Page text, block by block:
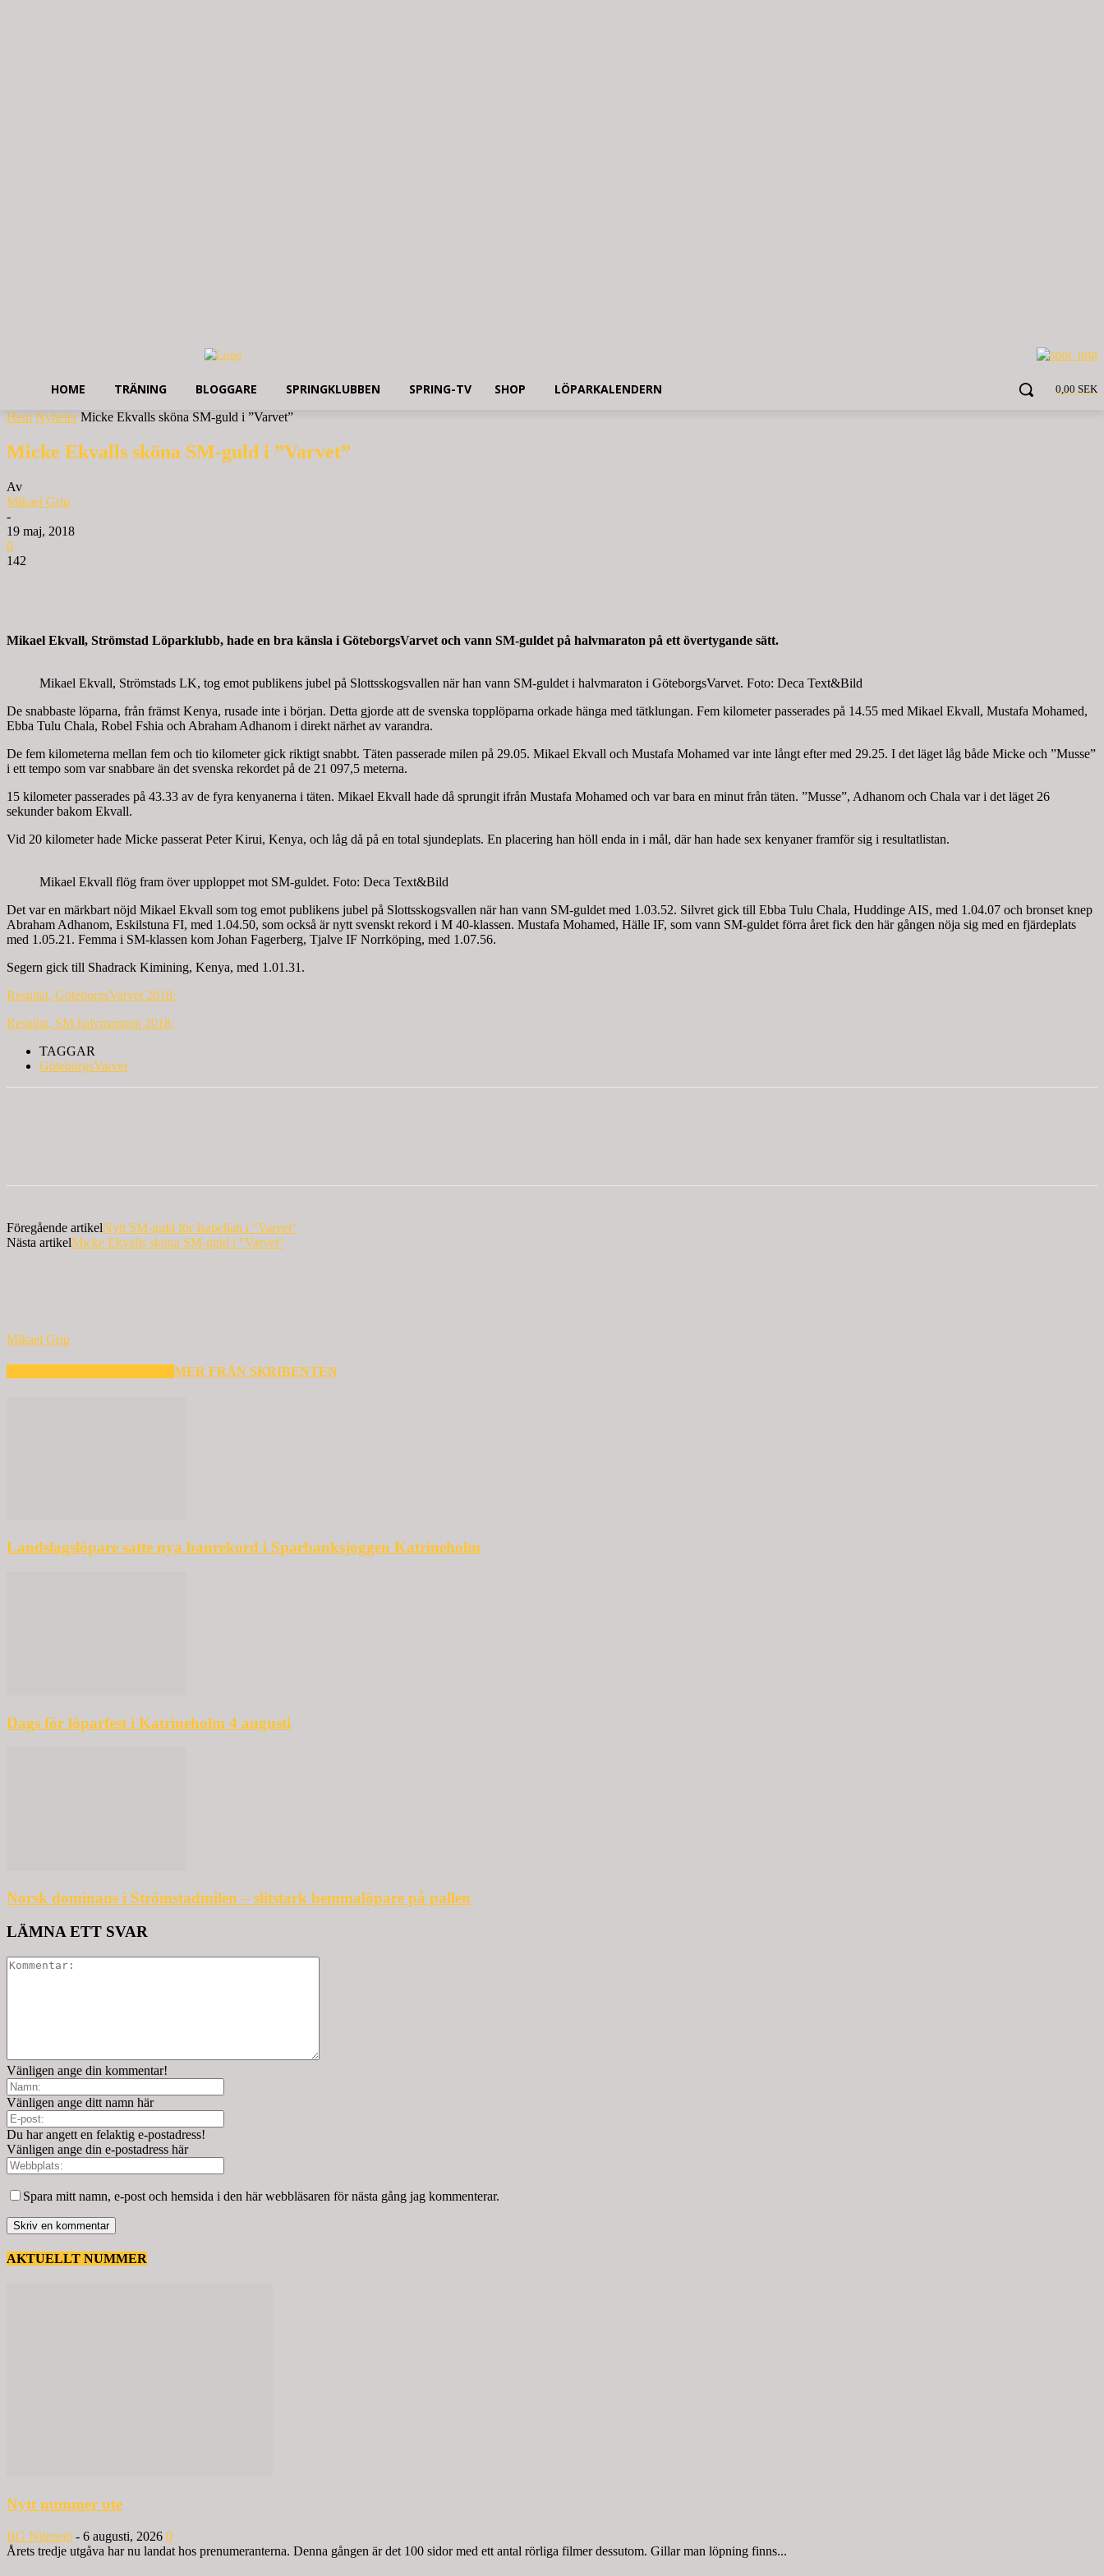
0,00 SEK
HOME TRÄNING BLOGGARE SPRINGKLUBBEN SPRING-TV SHOP LÖPARKALENDERN
Hem Nyheter Micke Ekvalls sköna SM-guld i ”Varvet”
Micke Ekvalls sköna SM-guld i ”Varvet”
Av
Mikael Grip
-
19 maj, 2018
0
142
Mikael Ekvall, Strömstad Löparklubb, hade en bra känsla i GöteborgsVarvet och vann SM-guldet på halvmaraton på ett övertygande sätt.
Mikael Ekvall, Strömstads LK, tog emot publikens jubel på Slottsskogsvallen när han vann SM-guldet i halvmaraton i GöteborgsVarvet. Foto: Deca Text&Bild
De snabbaste löparna, från främst Kenya, rusade inte i början. Detta gjorde att de svenska topplöparna orkade hänga med tätklungan. Fem kilometer passerades på 14.55 med Mikael Ekvall, Mustafa Mohamed,
Ebba Tulu Chala, Robel Fshia och Abraham Adhanom i direkt närhet av varandra.
De fem kilometerna mellan fem och tio kilometer gick riktigt snabbt. Täten passerade milen på 29.05. Mikael Ekvall och Mustafa Mohamed var inte långt efter med 29.25. I det läget låg både Micke och ”Musse”
i ett tempo som var snabbare än det svenska rekordet på de 21 097,5 meterna.
15 kilometer passerades på 43.33 av de fyra kenyanerna i täten. Mikael Ekvall hade då sprungit ifrån Mustafa Mohamed och var bara en minut från täten. ”Musse”, Adhanom och Chala var i det läget 26
sekunder bakom Ekvall.
Vid 20 kilometer hade Micke passerat Peter Kirui, Kenya, och låg då på en total sjundeplats. En placering han höll enda in i mål, där han hade sex kenyaner framför sig i resultatlistan.
Mikael Ekvall flög fram över upploppet mot SM-guldet. Foto: Deca Text&Bild
Det var en märkbart nöjd Mikael Ekvall som tog emot publikens jubel på Slottsskogsvallen när han vann SM-guldet med 1.03.52. Silvret gick till Ebba Tulu Chala, Huddinge AIS, med 1.04.07 och bronset knep
Abraham Adhanom, Eskilstuna FI, med 1.04.50, som också är nytt svenskt rekord i M 40-klassen. Mustafa Mohamed, Hälle IF, som vann SM-guldet förra året fick den här gången nöja sig med en fjärdeplats
med 1.05.21. Femma i SM-klassen kom Johan Fagerberg, Tjalve IF Norrköping, med 1.07.56.
Segern gick till Shadrack Kimining, Kenya, med 1.01.31.
Resultat, GöteborgsVarvet 2018:
Resultat, SM halvmaraton 2018:
TAGGAR
GöteborgsVarvet
Föregående artikelNytt SM-guld för Isabellah i "Varvet"
Nästa artikelMicke Ekvalls sköna SM-guld i "Varvet"
Mikael Grip
MER FRÅN SKRIBENTEN
Landslagslöpare satte nya banrekord i Sparbanksjoggen Katrineholm
Dags för löparfest i Katrineholm 4 augusti
Norsk dominans i Strömstadmilen – slitstark hemmalöpare på pallen
LÄMNA ETT SVAR
Vänligen ange din kommentar!
Vänligen ange ditt namn här
Du har angett en felaktig e-postadress!
Vänligen ange din e-postadress här
Spara mitt namn, e-post och hemsida i den här webbläsaren för nästa gång jag kommenterar.
AKTUELLT NUMMER
Nytt nummer ute
BG Nilensjö - 6 augusti, 2026 0
Årets tredje utgåva har nu landat hos prenumeranterna. Denna gången är det 100 sidor med ett antal rörliga filmer dessutom. Gillar man löpning finns...